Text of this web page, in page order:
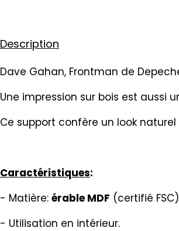
Description
Dave Gahan, Frontman de
Une impression sur bois est
Ce support confère un look
Caractéristiques:
- Matière: érable MDF (certifié
- Utilisation en intérieur.